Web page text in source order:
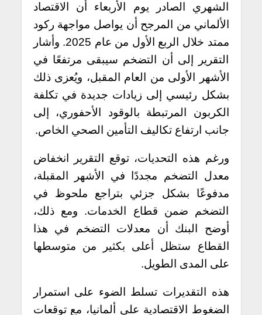
الشهري الصادر يوم الأربعاء أن الاقتصاد
الألماني من المرجح أن يواصل مواجهة ركود
ممتد خلال الربع الأول من عام 2025. وأشار
التقرير إلى أن التضخم سيبقى مرتفعًا في
الأشهر الأولى من العام المقبل، ويُعزى ذلك
بشكل رئيسي إلى زيادات جديدة في تكلفة
الكربون المرتبطة بالوقود الأحفوري، إلى
جانب ارتفاع تكاليف التأمين الصحي الخاص.
ورغم هذه التحديات، توقع التقرير انخفاض
معدل التضخم مجددًا في الأشهر المقبلة،
مدفوعًا بشكل جزئي بتراجع ملحوظ في
التضخم ضمن قطاع الخدمات. ومع ذلك،
أوضح البنك أن معدلات التضخم في هذا
القطاع ستظل أعلى بكثير من متوسطها
على المدى الطويل.
هذه التقديرات تسلط الضوء على استمرار
الضغوط الاقتصادية على ألمانيا، مع توقعات